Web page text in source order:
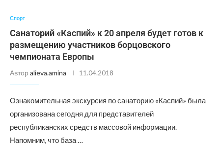
Спорт
Санаторий «Каспий» к 20 апреля будет готов к
размещению участников борцовского
чемпионата Европы
Автор alieva.amina 11.04.2018
Ознакомительная экскурсия по санаторию «Каспий» была
организована сегодня для представителей
республиканских средств массовой информации.
Напомним, что база …